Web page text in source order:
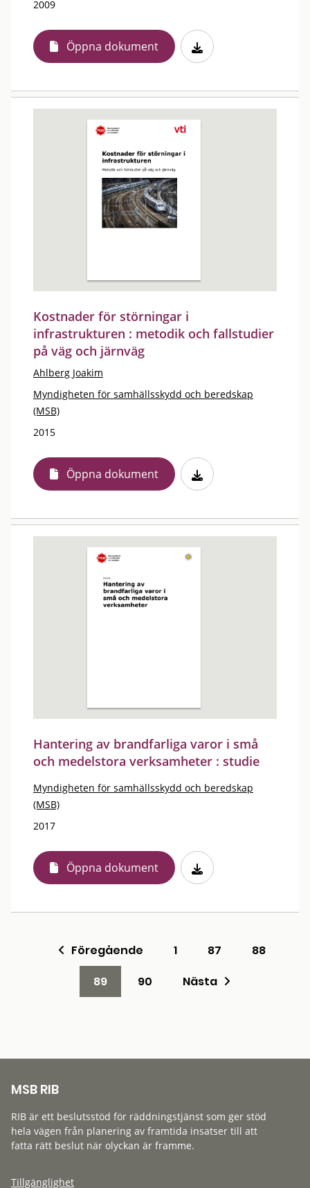
2009
Öppna dokument
Kostnader för störningar i
infrastrukturen : metodik och fallstudier
på väg och järnväg
Ahlberg Joakim
Myndigheten för samhällsskydd och beredskap
(MSB)
2015
Öppna dokument
Hantering av brandfarliga varor i små
och medelstora verksamheter : studie
Myndigheten för samhällsskydd och beredskap
(MSB)
2017
Öppna dokument
Föregående 1 87
88
89
90 Nästa
MSB RIB
RIB är ett beslutsstöd för räddningstjänst som ger stöd
hela vägen från planering av framtida insatser till att
fatta rätt beslut när olyckan är framme.
Tillgänglighet